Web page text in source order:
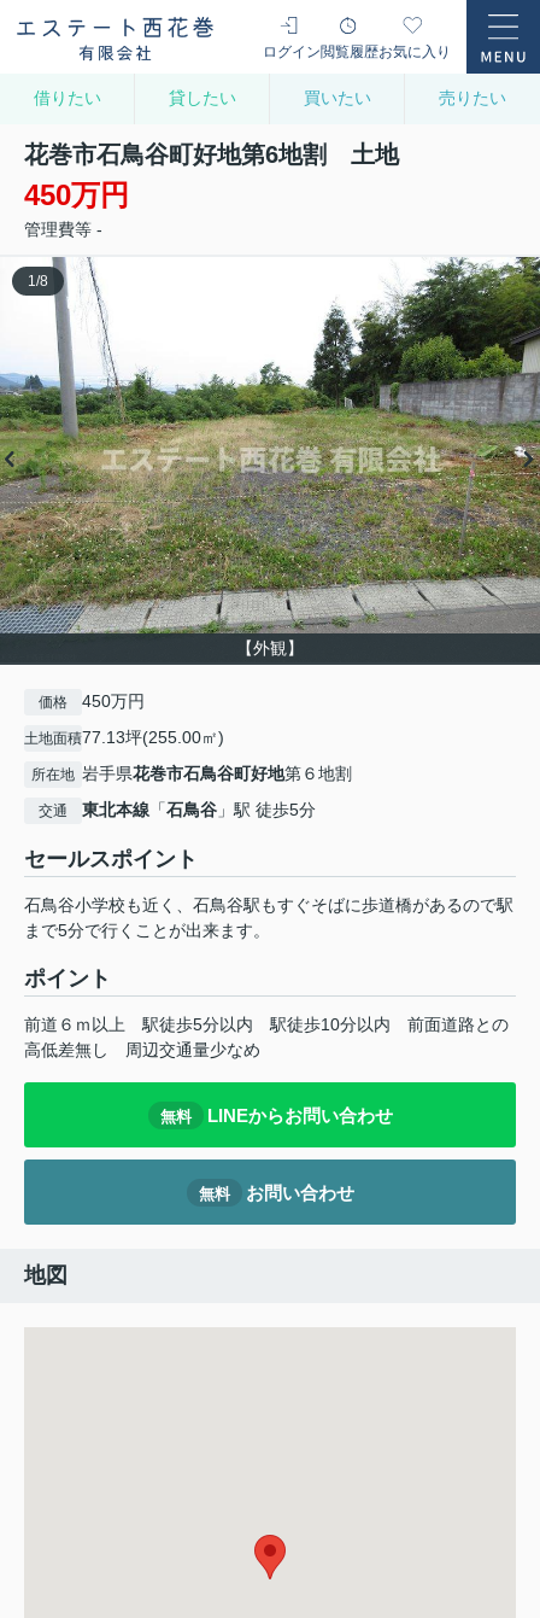
ログイン閲覧履歴お気に入り
借りたい 貸したい 買いたい 売りたい
花巻市石鳥谷町好地第6地割 土地
450万円
管理費等 -
【外観】
1 /8
価格 450万円
土地面積77.13坪(255.00㎡)
所在地 岩手県花巻市石鳥谷町好地第６地割
交通 東北本線 「石鳥谷 」駅 徒歩5分
セールスポイント
石鳥谷小学校も近く、石鳥谷駅もすぐそばに歩道橋があるので駅
まで5分で行くことが出来ます。
ポイント
前道６ｍ以上 駅徒歩5分以内 駅徒歩10分以内
前面道路との
高低差無し
周辺交通量少なめ
無料 LINEからお問い合わせ
無料 お問い合わせ
地図